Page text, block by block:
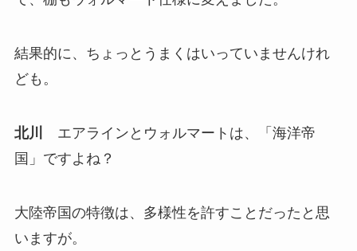
結果的に、ちょっとうまくはいっていませんけれ
ども。
北川
エアラインとウォルマートは、「海洋帝
国」ですよね？
大陸帝国の特徴は、多様性を許すことだったと思
いますが。